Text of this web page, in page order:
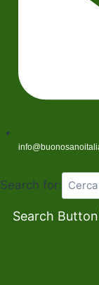
Search for:
Search Button